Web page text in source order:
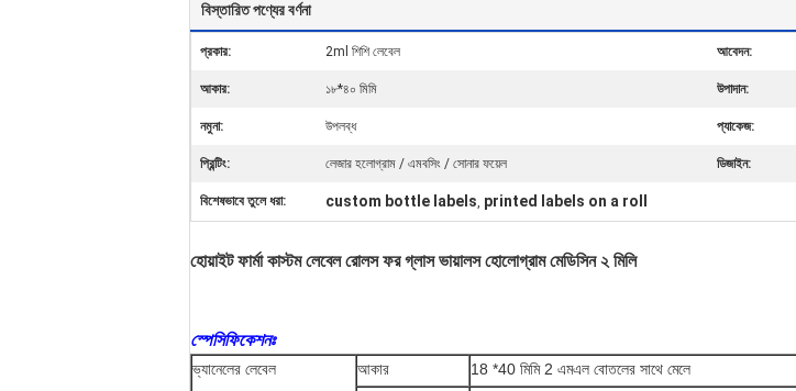
বিস্তারিত পণ্যের বর্ণনা
প্রকার: 2ml শিশি লেবেল আবেদন:
আকার: ১৮*৪০ মিমি উপাদান:
নমুনা: উপলব্ধ প্যাকেজ:
প্রিন্টিং: লেজার হলোগ্রাম / এমবসিং / সোনার ফয়েল ডিজাইন:
বিশেষভাবে তুলে ধরা: custom bottle labels, printed labels on a roll
হোয়াইট ফার্মা কাস্টম লেবেল রোলস ফর গ্লাস ভায়ালস হোলোগ্রাম মেডিসিন ২ মিলি
স্পেসিফিকেশনঃ
ভ্যানেলের লেবেল আকার
18 *40 মিমি 2 এমএল বোতলের সাথে মেলে